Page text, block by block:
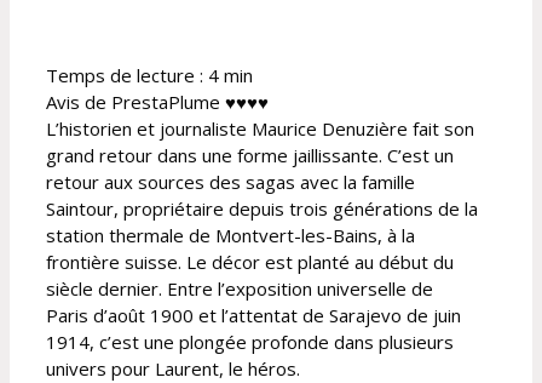
Temps de lecture : 4 min
Avis de PrestaPlume ♥♥♥♥
L’historien et journaliste Maurice Denuzière fait son
grand retour dans une forme jaillissante. C’est un
retour aux sources des sagas avec la famille
Saintour, propriétaire depuis trois générations de la
station thermale de Montvert-les-Bains, à la
frontière suisse. Le décor est planté au début du
siècle dernier. Entre l’exposition universelle de
Paris d’août 1900 et l’attentat de Sarajevo de juin
1914, c’est une plongée profonde dans plusieurs
univers pour Laurent, le héros.